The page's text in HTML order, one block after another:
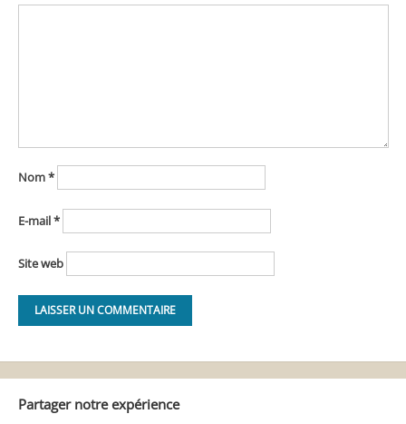
Nom*
E-mail*
Site web
Partager notre expérience